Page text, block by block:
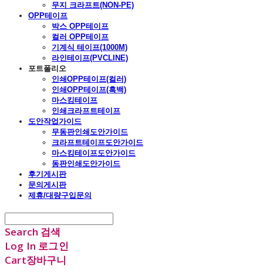
무지 크라프트(NON-PE)
OPP테이프
박스 OPP테이프
컬러 OPP테이프
기계식 테이프(1000M)
라인테이프(PVCLINE)
포트폴리오
인쇄OPP테이프(컬러)
인쇄OPP테이프(흑백)
마스킹테이프
인쇄크라프트테이프
도안작업가이드
무동판인쇄도안가이드
크라프트테이프도안가이드
마스킹테이프도안가이드
동판인쇄도안가이드
후기게시판
문의게시판
제휴/대량구입문의
Search 검색
Log In 로그인
Cart장바구니